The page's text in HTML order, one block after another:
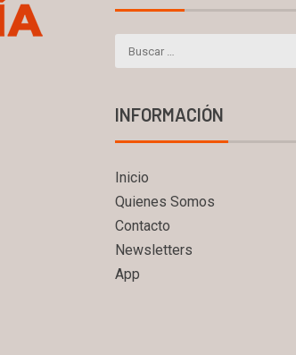
INFORMACIÓN
Inicio
Quienes Somos
Contacto
Newsletters
App